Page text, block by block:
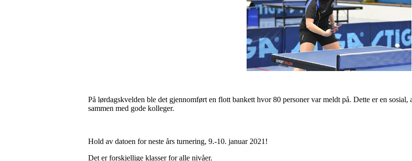
På lørdagskvelden ble det gjennomført en flott bankett hvor 80 personer var meldt på. Dette er en
sammen med gode kolleger.
Hold av datoen for neste års turnering, 9.-10. januar 2021!
Det er forskjellige klasser for alle nivåer.